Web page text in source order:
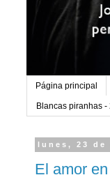
Página principal
Blancas piranhas -
lunes, 23
El amor